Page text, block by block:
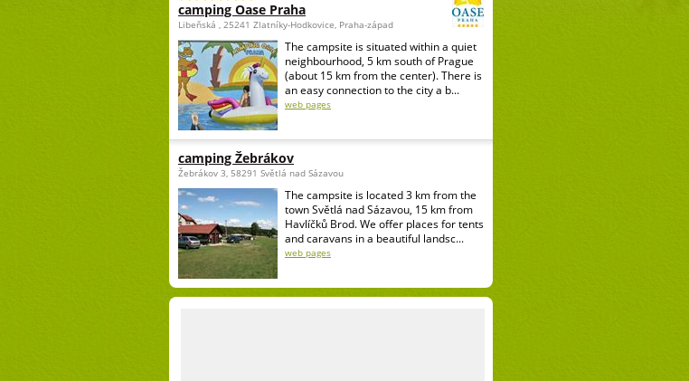
camping Oase Praha
Libeňská , 25241 Zlatníky-Hodkovice, Praha-západ
The campsite is situated within a quiet
neighbourhood, 5 km south of Prague
(about 15 km from the center). There is
an easy connection to the city a b...
web pages
camping Žebrákov
Žebrákov 3, 58291 Světlá nad Sázavou
The campsite is located 3 km from the
town Světlá nad Sázavou, 15 km from
Havlíčků Brod. We offer places for tents
and caravans in a beautiful landsc...
web pages